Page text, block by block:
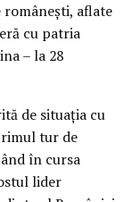
aflate
cu patria
– la 28
de situaţia cu
tur de
în cursa
lider